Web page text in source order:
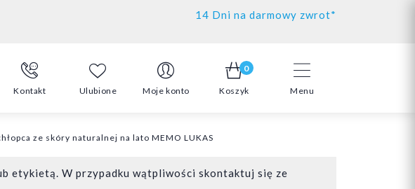
14 Dni na darmowy zwrot*
Menu
Kontakt Ulubione Moje konto
0
Koszyk
ze skóry naturalnej na lato MEMO LUKAS
etykietą. W przypadku wątpliwości skontaktuj się ze